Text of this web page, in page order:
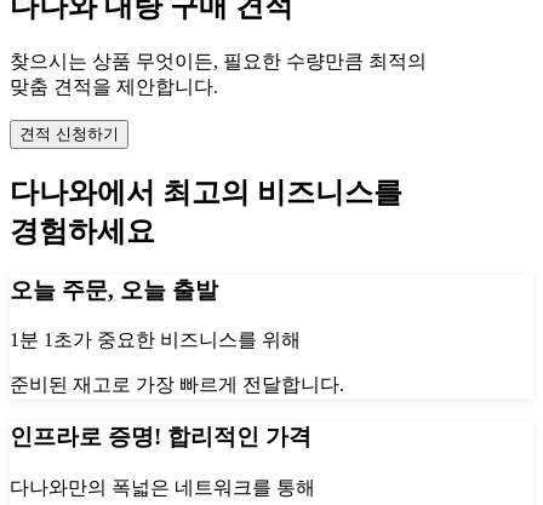
찾으시는 상품 무엇이든, 필요한 수량만큼 최적의
맞춤 견적을 제안합니다.
견적 신청하기
다나와에서 최고의 비즈니스를
경험하세요
오늘 주문, 오늘 출발
1분 1초가 중요한 비즈니스를 위해
준비된 재고로 가장 빠르게 전달합니다.
인프라로 증명! 합리적인 가격
다나와만의 폭넓은 네트워크를 통해